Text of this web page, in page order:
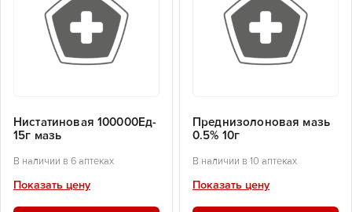
Нистатиновая 100000Ед-
15г мазь
В наличии в 6 аптеках
Показать цену
Преднизолоновая мазь
0.5% 10г
В наличии в 10 аптеках
Показать цену